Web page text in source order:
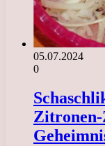
05.07.2024
0